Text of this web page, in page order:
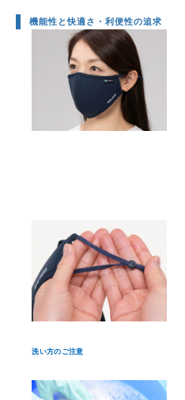
機能性と快適さ・利便性の追求
洗い方のご注意